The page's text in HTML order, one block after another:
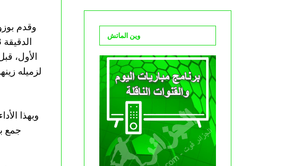
وقدم
الأول،
وبهذا
جمع
وين الماتش